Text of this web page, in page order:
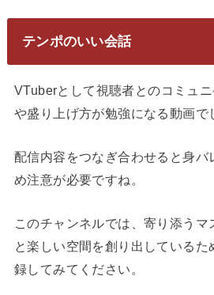
テンポのいい会話
VTuberとして視聴者とのコミュ
や盛り上げ方が勉強になる動画で
配信内容をつなぎ合わせると身バ
め注意が必要ですね。
このチャンネルでは、寄り添う
と楽しい空間を創り出しているた
録してみてください。